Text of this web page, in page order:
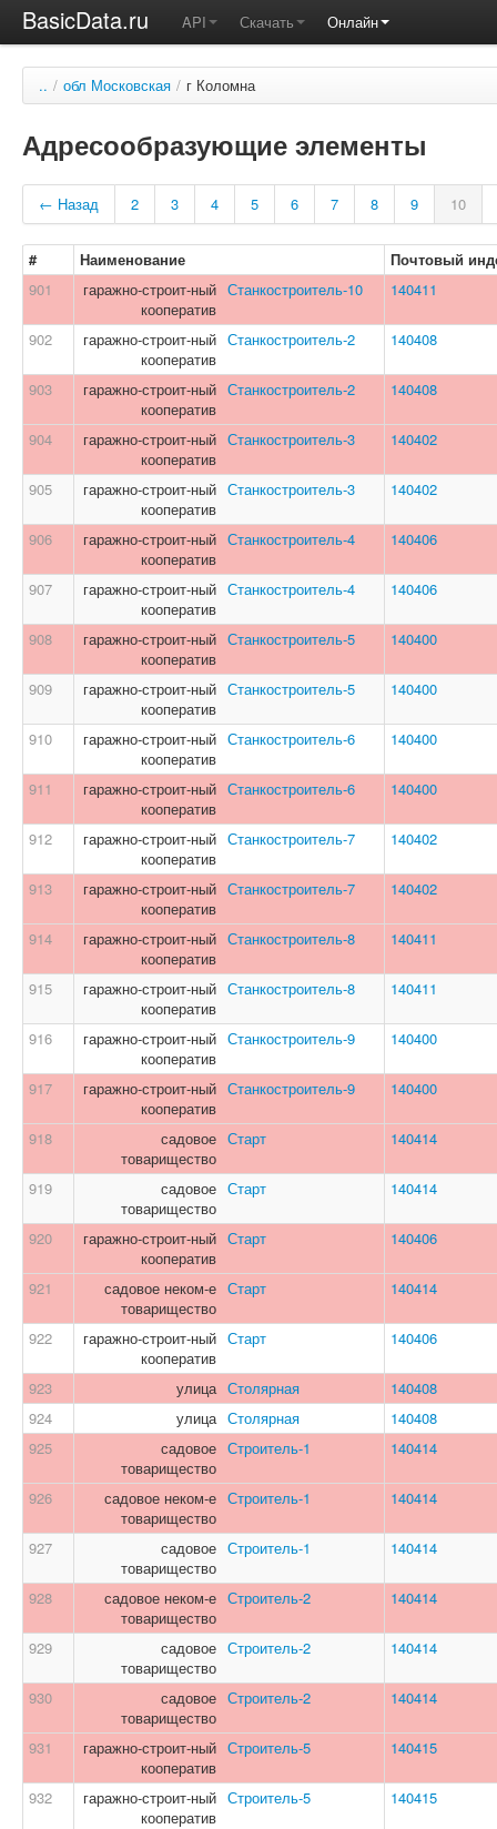
BasicData.ru API Скачать Онлайн
.. / обл Московская / г Коломна
Адресообразующие элементы
← Назад 2 3 4 5 6 7 8 9 10
# Наименование
Почтовый
901
гаражно-строит-ный
кооператив
Станкостроитель-10 140411
902
гаражно-строит-ный
кооператив
Станкостроитель-2 140408
903
гаражно-строит-ный
кооператив
Станкостроитель-2 140408
904
гаражно-строит-ный
кооператив
Станкостроитель-3 140402
905
гаражно-строит-ный
кооператив
Станкостроитель-3 140402
906
гаражно-строит-ный
кооператив
Станкостроитель-4 140406
907
гаражно-строит-ный
кооператив
Станкостроитель-4 140406
908
гаражно-строит-ный
кооператив
Станкостроитель-5 140400
909
гаражно-строит-ный
кооператив
Станкостроитель-5 140400
910
гаражно-строит-ный
кооператив
Станкостроитель-6 140400
911
гаражно-строит-ный
кооператив
Станкостроитель-6 140400
912
гаражно-строит-ный
кооператив
Станкостроитель-7 140402
913
гаражно-строит-ный
кооператив
Станкостроитель-7 140402
914
гаражно-строит-ный
кооператив
Станкостроитель-8 140411
915
гаражно-строит-ный
кооператив
Станкостроитель-8 140411
916
гаражно-строит-ный
кооператив
Станкостроитель-9 140400
917
гаражно-строит-ный
кооператив
Станкостроитель-9 140400
918
садовое
товарищество
Старт 140414
919
садовое
товарищество
Старт 140414
920
гаражно-строит-ный
кооператив
Старт 140406
921
садовое неком-е
товарищество
Старт 140414
922
гаражно-строит-ный
кооператив
Старт 140406
923 улица Столярная
140408
924
улица Столярная
140408
925
садовое
товарищество
Строитель-1 140414
926
садовое неком-е
товарищество
Строитель-1 140414
927
садовое
товарищество
Строитель-1 140414
928
садовое неком-е
товарищество
Строитель-2 140414
929
садовое
товарищество
Строитель-2 140414
930
садовое
товарищество
Строитель-2 140414
931
гаражно-строит-ный
кооператив
Строитель-5 140415
932
гаражно-строит-ный
кооператив
Строитель-5 140415